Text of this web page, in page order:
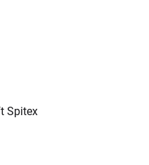
Spitex